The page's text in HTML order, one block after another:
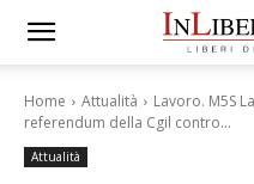
Home Attualità
Lavoro. M5S
referendum della Cgil contro...
Attualità